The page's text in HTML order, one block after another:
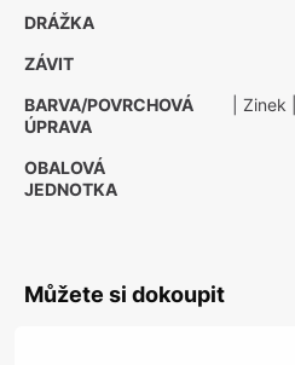
DRÁŽKA
ZÁVIT
BARVA/POVRCHOVÁ
ÚPRAVA
| Zinek
OBALOVÁ
JEDNOTKA
Můžete si dokoupit